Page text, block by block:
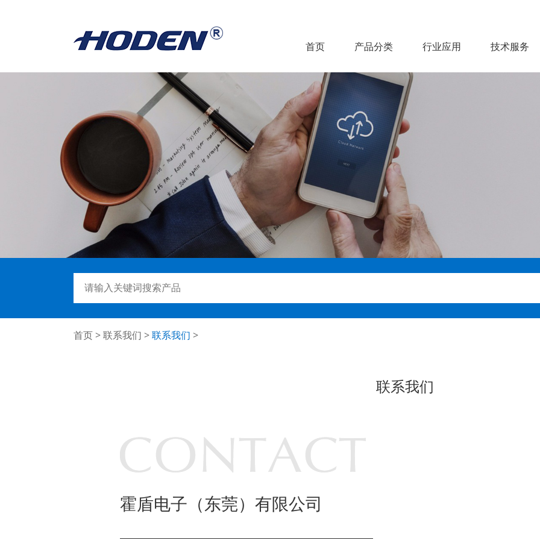
首页 产品分类 行业应用 技术服务
首页>联系我们 >联系我们 >
联系我们
霍盾电子（东莞）有限公司